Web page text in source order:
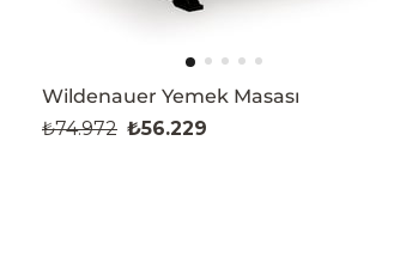
Wildenauer Yemek Masası
₺56.229
₺74.972